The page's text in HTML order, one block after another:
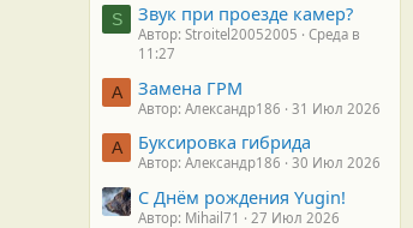
S Звук при проезде камер?
Автор: Stroitel20052005
Среда в
11:27
А Замена ГРМ
Автор: Александр186 31 Июл 2026
А Буксировка гибрида
Автор: Александр186 30 Июл 2026
С Днём рождения Yugin!
Автор: Mihail71 27 Июл 2026